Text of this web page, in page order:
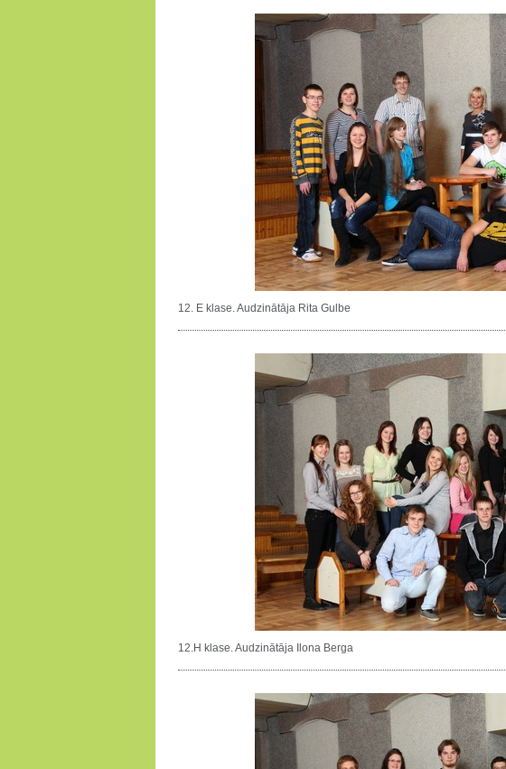
12. E klase. Audzinātāja Rita Gulbe
12.H klase. Audzinātāja Ilona Berga